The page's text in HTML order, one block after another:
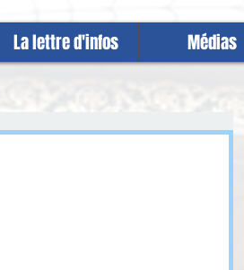
La lettre d'infos Médias